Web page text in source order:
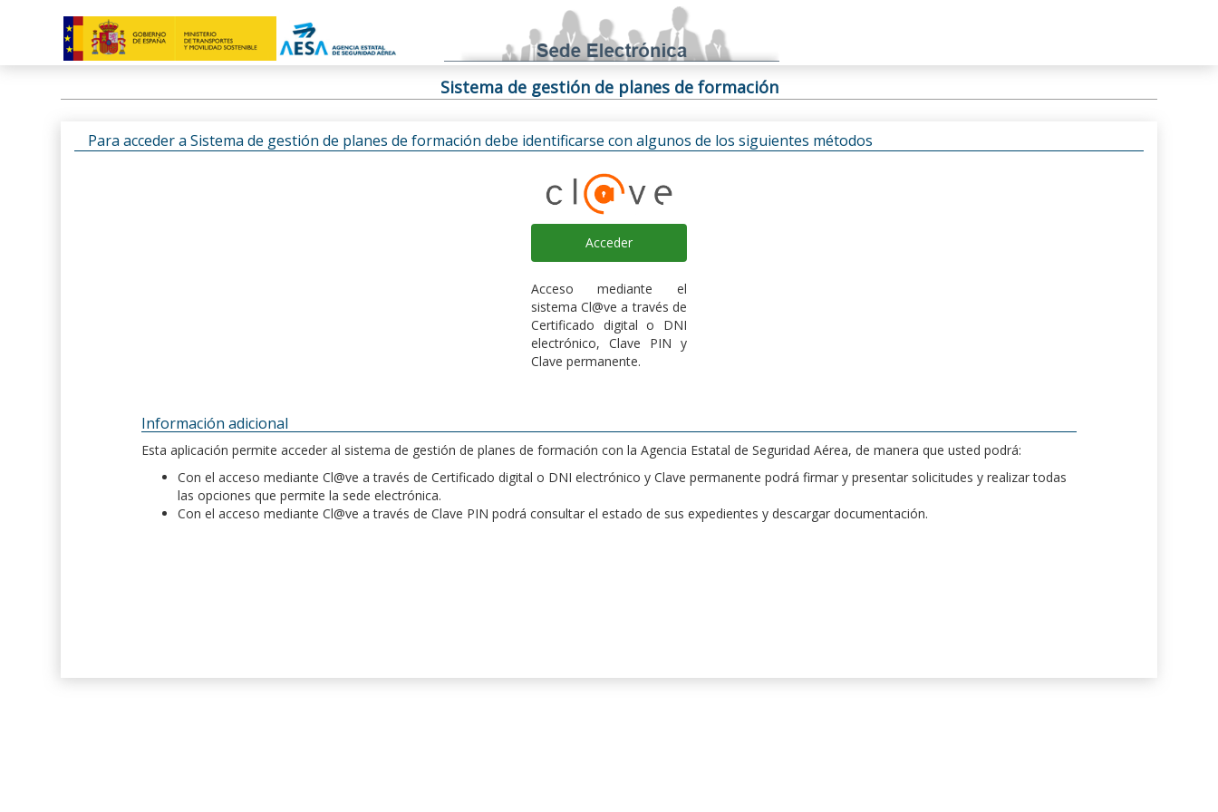
Sistema de gestión de planes de formación
Para acceder a Sistema de gestión de planes de formación debe identificarse con algunos de los siguientes métodos
Acceder
Acceso mediante el
sistema Cl@ve a través de
Certificado digital o DNI
electrónico, Clave PIN y
Clave permanente.
Información adicional
Esta aplicación permite acceder al sistema de gestión de planes de formación con la Agencia Estatal de Seguridad Aérea, de manera que usted podrá:
Con el acceso mediante Cl@ve a través de Certificado digital o DNI electrónico y Clave permanente podrá firmar y presentar solicitudes y realizar todas
las opciones que permite la sede electrónica.
Con el acceso mediante Cl@ve a través de Clave PIN podrá consultar el estado de sus expedientes y descargar documentación.